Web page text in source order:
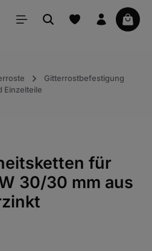
Gitterrostbefestigung
Einzelteile
für
30/30 mm aus